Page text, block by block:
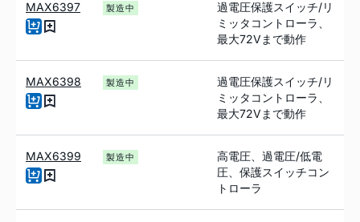
MAX6397 製造中
過電圧保護スイッチ/リ
ミッタコントローラ、
最大72Vまで動作
MAX6398 製造中
過電圧保護スイッチ/リ
ミッタコントローラ、
最大72Vまで動作
MAX6399 製造中
高電圧、過電圧/低電
圧、保護スイッチコン
トローラ